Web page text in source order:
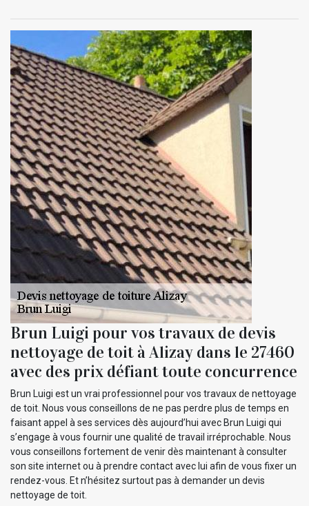
Brun Luigi pour vos travaux de devis
nettoyage de toit à Alizay dans le 27460
avec des prix défiant toute concurrence
Brun Luigi est un vrai professionnel pour vos travaux de nettoyage
de toit. Nous vous conseillons de ne pas perdre plus de temps en
faisant appel à ses services dès aujourd’hui avec Brun Luigi qui
s’engage à vous fournir une qualité de travail irréprochable. Nous
vous conseillons fortement de venir dès maintenant à consulter
son site internet ou à prendre contact avec lui afin de vous fixer un
rendez-vous. Et n’hésitez surtout pas à demander un devis
nettoyage de toit.